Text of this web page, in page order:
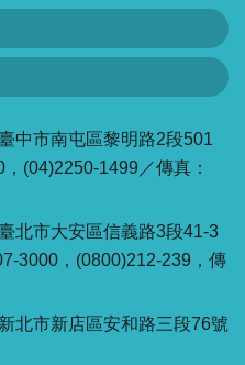
中市南屯區黎明路2段501
(04)2250-1499／傳真：
北市大安區信義路3段41-3
3000，(0800)212-239，傳
北市新店區安和路三段76號